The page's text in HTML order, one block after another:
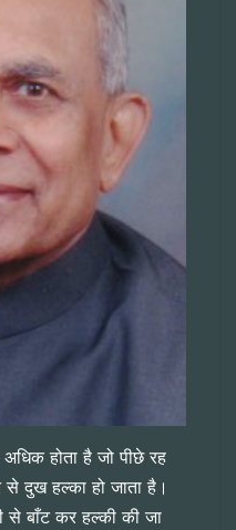
होता है जो पीछे रह
दुख हल्का हो जाता है।
से बाँट कर हल्की की जा